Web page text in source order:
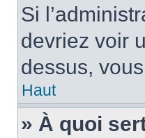
Si
devriez voir
dessus,
Haut
» À quoi